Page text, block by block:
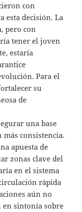
con
esta decisión. La
pero con
tener el joven
estaría
Para el
su
de
una base
consistencia.
apuesta de
zonas clave del
en el sistema
rápida
aún no
en sintonía sobre